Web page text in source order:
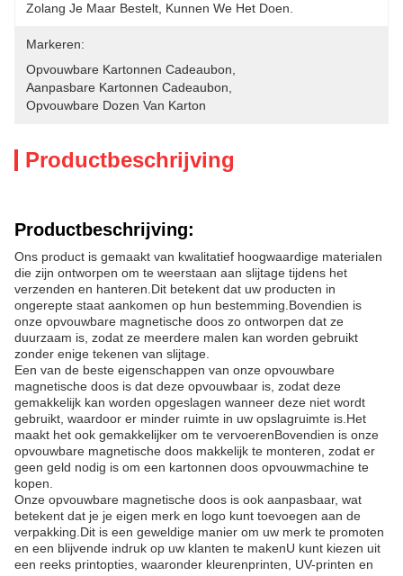
Zolang Je Maar Bestelt, Kunnen We Het Doen.
Markeren:
Opvouwbare Kartonnen Cadeaubon
Aanpasbare Kartonnen Cadeaubon
Opvouwbare Dozen Van Karton
Productbeschrijving
Productbeschrijving:
Ons product is gemaakt van kwalitatief hoogwaardige materialen
die zijn ontworpen om te weerstaan aan slijtage tijdens het
verzenden en hanteren.Dit betekent dat uw producten in
ongerepte staat aankomen op hun bestemming.Bovendien is
onze opvouwbare magnetische doos zo ontworpen dat ze
duurzaam is, zodat ze meerdere malen kan worden gebruikt
zonder enige tekenen van slijtage.
Een van de beste eigenschappen van onze opvouwbare
magnetische doos is dat deze opvouwbaar is, zodat deze
gemakkelijk kan worden opgeslagen wanneer deze niet wordt
gebruikt, waardoor er minder ruimte in uw opslagruimte is.Het
maakt het ook gemakkelijker om te vervoerenBovendien is onze
opvouwbare magnetische doos makkelijk te monteren, zodat er
geen geld nodig is om een kartonnen doos opvouwmachine te
kopen.
Onze opvouwbare magnetische doos is ook aanpasbaar, wat
betekent dat je je eigen merk en logo kunt toevoegen aan de
verpakking.Dit is een geweldige manier om uw merk te promoten
en een blijvende indruk op uw klanten te makenU kunt kiezen uit
een reeks printopties, waaronder kleurenprinten, UV-printen en